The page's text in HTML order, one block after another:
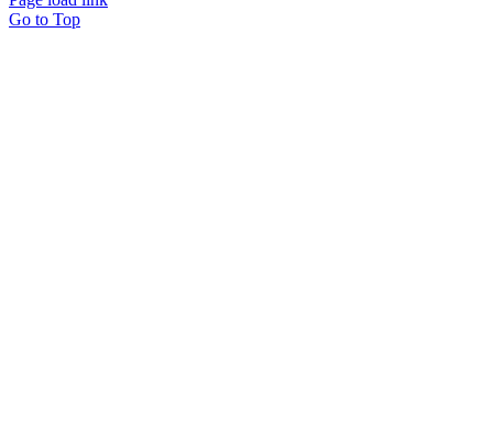
Go to Top